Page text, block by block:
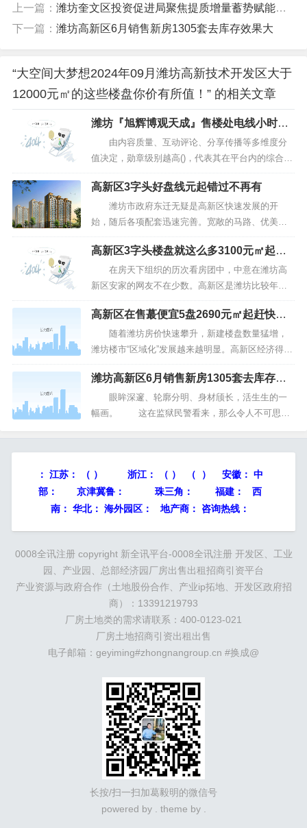
上一篇： 潍坊奎文区投资促进局聚焦提质增量蓄势赋能产业高质量发展
下一篇： 潍坊高新区6月销售新房1305套去库存效果大
“大空间大梦想2024年09月潍坊高新技术开发区大于
12000元㎡的这些楼盘你价有所值！” 的相关文章
潍坊『旭辉博观天成』售楼处电线小时售
楼中心
由内容质量、互动评论、分享传播等多维度分
值决定，勋章级别越高()，代表其在平台内的综合表
现越好。 🏡疫情期间需提前预约___众志成城
战胜疫情___匠心钜制恭迎品鉴！ 由旭辉银盛
泰打造，高层、小高组成的14万方社区，位于潍坊
市高新康居板块，以...
高新区3字头好盘线元起错过不再有
潍坊市政府东迁无疑是高新区快速发展的开
始，随后各项配套迅速完善。宽敞的马路、优美的
绿化、崭新的建筑、并不拥挤的人流与车流，高新
区给人的头部印象就大大超越了其他区域。再看各
项配套，谷德广场为高新区的商业配套保驾护航，
而高新双语、潍坊一中、北海学校等名校的落地，
则使得高新区众多楼盘成为炙...
高新区3字头楼盘就这么多3100元㎡起错
过不再有
在房天下组织的历次看房团中，中意在潍坊高
新区安家的网友不在少数。高新区是潍坊比较年轻
的市区，环境优美，道路宽阔，交通便捷，高新区
的房价在潍坊各区中也仅次于奎文区，位居第二，1
月份高新区市场均价为4907元/㎡，接近5000元大
关。但是安家高新也并非难事，本期房天下就为大
家整理了潍坊高...
高新区在售蕞便宜5盘2690元㎡起赶快下
手吧
随着潍坊房价快速攀升，新建楼盘数量猛增，
潍坊楼市“区域化”发展越来越明显。高新区经济得到
了快速发展，而随着中建、恒大等品牌房企的进
驻，该区域房地产市场更是受到了极大地的推动，
高新区成为潍坊蕞受青睐的热门购房区域。今天小
编就为大家搜罗了高新区蕞便宜的5个楼盘，希望对
潍坊高新区6月销售新房1305套去库存效
果大
眼眸深邃、轮廓分明、身材颀长，活生生的一
幅画。 这在监狱民警看来，那么令人不可思
色智谷举行。本次赛事...
： 江苏： （ ） 浙江： （ ） （ ） 安徽： 中
部：
京津冀鲁： 珠三角：
福建： 西
南： 华北： 海外园区： 地产商： 咨询热线：
0008全讯注册 copyright 新全讯平台-0008全讯注册开发区、工业
园、产业园、总部经济园厂房出售出租招商引资平台
产业资源与政府合作（土地股份合作、产业ip拓地、开发区政府招
商）：13391219793
厂房土地类的需求请联系：400-0123-021
厂房土地招商引资出租出售
电子邮箱：geyiming#zhongnangroup.cn #换成@
长按/扫一扫加葛毅明的微信号
powered by . theme by .